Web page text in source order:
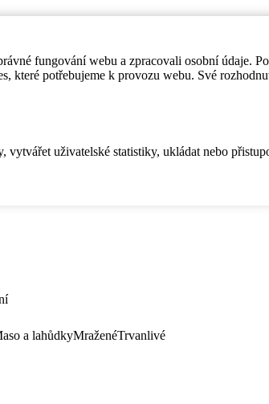
fungování webu a zpracovali osobní údaje.
které potřebujeme k provozu webu. Své
uživatelské statistiky, ukládat nebo
a lahůdkyMraženéTrvanlivé